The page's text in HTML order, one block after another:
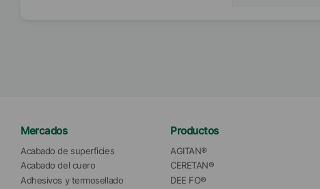
Mercados
Acabado de superficies
Acabado del cuero
Adhesivos y termosellado
Productos
AGITAN®
CERETAN®
DEE FO®